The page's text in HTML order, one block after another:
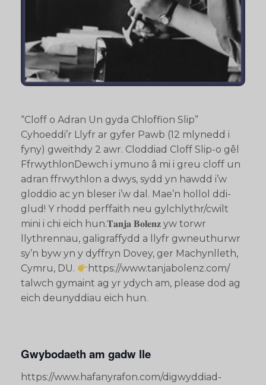
“Cloff o Adran Un gyda Chloffion Slip”
Cyhoeddi’r Llyfr ar gyfer Pawb (12 mlynedd i
fyny) gweithdy 2 awr. Cloddiad Cloff Slip-o gêl
FfrwythlonDewch i ymuno â mi i greu cloff un
adran ffrwythlon a dwys, sydd yn hawdd i’w
gloddio ac yn bleser i’w dal. Mae’n hollol ddi-
glud! Y rhodd perffaith neu gylchlythr/cwilt
mini i chi eich hun.𝐓𝐚𝐧𝐣𝐚 𝐁𝐨𝐥𝐞𝐧𝐳 yw torwr
llythrennau, galigraffydd a llyfr gwneuthurwr
sy’n byw yn y dyffryn Dovey, ger Machynlleth,
Cymru, DU.
https://www.tanjabolenz.com/
talwch gymaint ag yr ydych am, please dod ag
eich deunyddiau eich hun.
Gwybodaeth am gadw lle
https://www.hafanyrafon.com/digwyddiad-